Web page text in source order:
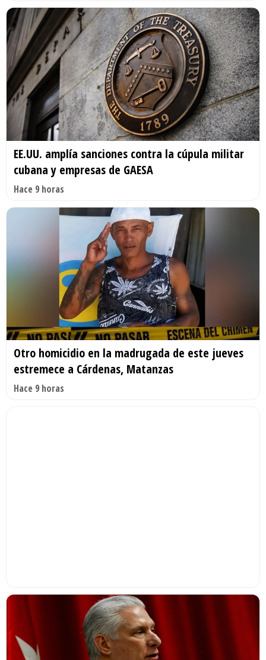
EE.UU. amplía sanciones contra la cúpula militar
cubana y empresas de GAESA
Hace 9 horas
Otro homicidio en la madrugada de este jueves
estremece a Cárdenas, Matanzas
Hace 9 horas